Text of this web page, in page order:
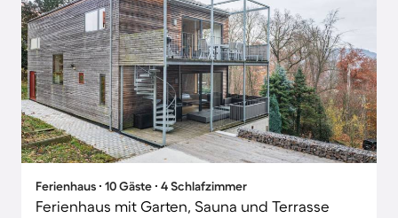
Ferienhaus ∙ 10 Gäste ∙ 4 Schlafzimmer
Ferienhaus mit Garten, Sauna und Terrasse